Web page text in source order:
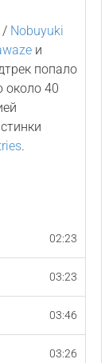
/ Nobuyuki
и
попало
около 40
.
02:23
03:23
03:46
03:26